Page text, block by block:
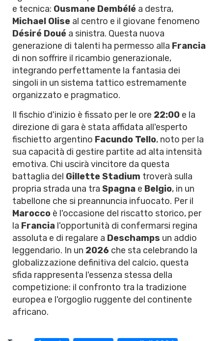
e tecnica: Ousmane Dembélé a destra,
Michael Olise al centro e il giovane fenomeno
Désiré Doué a sinistra. Questa nuova
generazione di talenti ha permesso alla Francia
di non soffrire il ricambio generazionale,
integrando perfettamente la fantasia dei
singoli in un sistema tattico estremamente
organizzato e pragmatico.
Il fischio d'inizio è fissato per le ore 22:00 e la
direzione di gara è stata affidata all'esperto
fischietto argentino Facundo Tello, noto per la
sua capacità di gestire partite ad alta intensità
emotiva. Chi uscirà vincitore da questa
battaglia del Gillette Stadium troverà sulla
propria strada una tra Spagna e Belgio, in un
tabellone che si preannuncia infuocato. Per il
Marocco è l'occasione del riscatto storico, per
la Francia l'opportunità di confermarsi regina
assoluta e di regalare a Deschamps un addio
leggendario. In un 2026 che sta celebrando la
globalizzazione definitiva del calcio, questa
sfida rappresenta l'essenza stessa della
competizione: il confronto tra la tradizione
europea e l'orgoglio ruggente del continente
africano.